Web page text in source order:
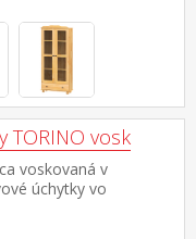
TORINO vosk
voskovaná v
úchytky vo
mosadz tri
pojazdmi